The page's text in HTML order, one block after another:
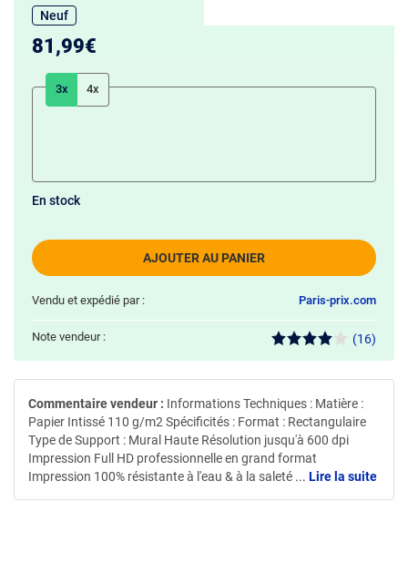
Neuf
81,99€
3x 4x
AJOUTER AU PANIER
En stock
Vendu et expédié par : Paris-prix.com
Note vendeur : (16)
Commentaire vendeur : Informations Techniques : Matière :
Papier Intissé 110 g/m2 Spécificités : Format : Rectangulaire
Type de Support : Mural Haute Résolution jusqu'à 600 dpi
Impression Full HD professionnelle en grand format
Impression 100% résistante à l'eau & à la saleté ... Lire la suite